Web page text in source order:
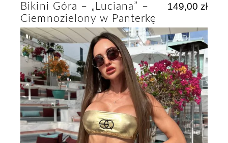
Bikini Góra – „Luciana” –
Ciemnozielony w Panterkę
149,00 zł